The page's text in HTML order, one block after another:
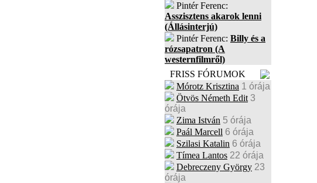
Pintér Ferenc:
Asszisztens akarok lenni
(Állásinterjú)
Pintér Ferenc: Billy és a
rózsapatron (A
westernfilmről)
FRISS FÓRUMOK
Mórotz Krisztina 1 órája
Ötvös Németh Edit 3
órája
Zima István 5 órája
Paál Marcell 6 órája
Szilasi Katalin 6 órája
Tímea Lantos 22 órája
Debreczeny György 23
órája